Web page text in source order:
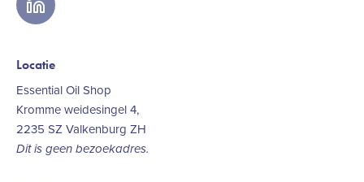
linkedin
Locatie
Essential Oil Shop
Kromme weidesingel 4,
2235 SZ Valkenburg ZH
Dit is geen bezoekadres.